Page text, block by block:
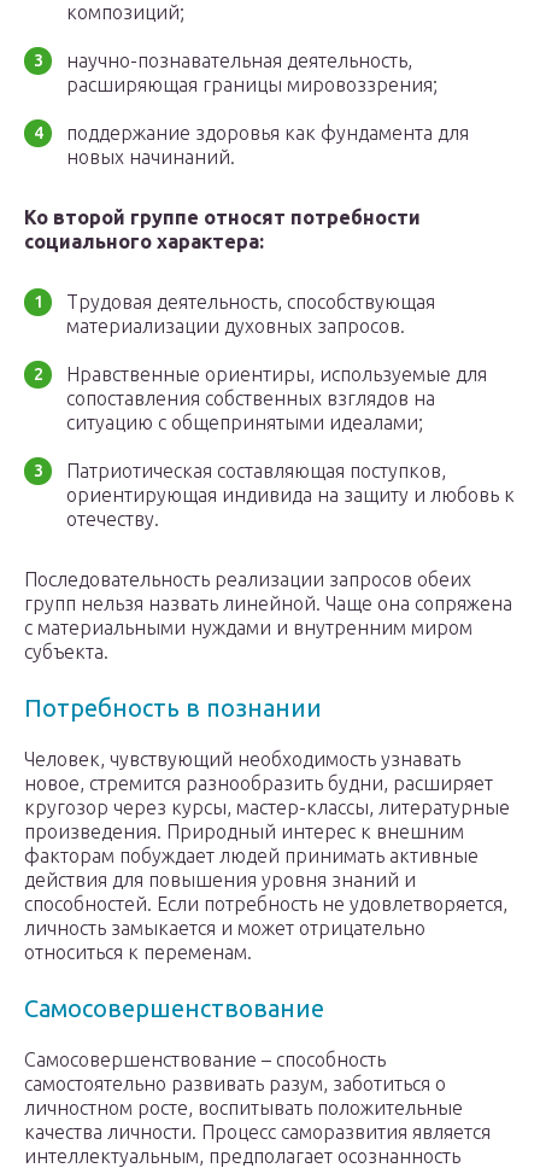
композиций;
научно-познавательная деятельность,
расширяющая границы мировоззрения;
поддержание здоровья как фундамента для
новых начинаний.
Ко второй группе относят потребности
социального характера:
Трудовая деятельность, способствующая
материализации духовных запросов.
Нравственные ориентиры, используемые для
сопоставления собственных взглядов на
ситуацию с общепринятыми идеалами;
Патриотическая составляющая поступков,
ориентирующая индивида на защиту и любовь к
отечеству.
Последовательность реализации запросов обеих
групп нельзя назвать линейной. Чаще она сопряжена
с материальными нуждами и внутренним миром
субъекта.
Потребность в познании
Человек, чувствующий необходимость узнавать
новое, стремится разнообразить будни, расширяет
кругозор через курсы, мастер-классы, литературные
произведения. Природный интерес к внешним
факторам побуждает людей принимать активные
действия для повышения уровня знаний и
способностей. Если потребность не удовлетворяется,
личность замыкается и может отрицательно
относиться к переменам.
Самосовершенствование
Самосовершенствование – способность
самостоятельно развивать разум, заботиться о
личностном росте, воспитывать положительные
качества личности. Процесс саморазвития является
интеллектуальным, предполагает осознанность